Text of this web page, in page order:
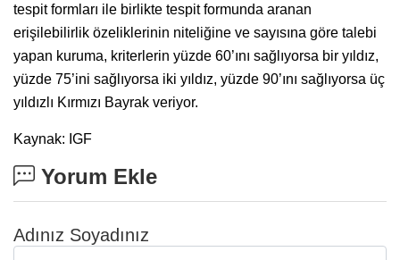
tespit formları ile birlikte tespit formunda aranan
erişilebilirlik özeliklerinin niteliğine ve sayısına göre talebi
yapan kuruma, kriterlerin yüzde 60’ını sağlıyorsa bir yıldız,
yüzde 75’ini sağlıyorsa iki yıldız, yüzde 90’ını sağlıyorsa üç
yıldızlı Kırmızı Bayrak veriyor.
Kaynak: IGF
Yorum Ekle
Adınız Soyadınız